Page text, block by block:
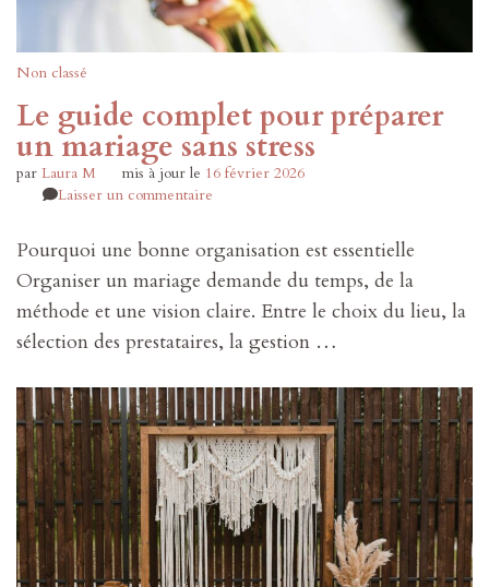
Non classé
Le guide complet pour préparer
un mariage sans stress
par Laura M mis à jour le 16 février 2026
Laisser un commentairesur
complet
pour
préparer
mariage
stress
Pourquoi une bonne organisation est essentielle
Organiser un mariage demande du temps, de la
méthode et une vision claire. Entre le choix du lieu, la
sélection des prestataires, la gestion …